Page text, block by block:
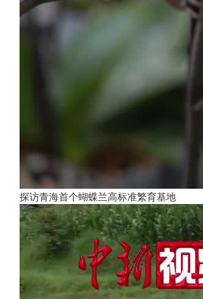
探访青海首个蝴蝶兰高标准繁育基地